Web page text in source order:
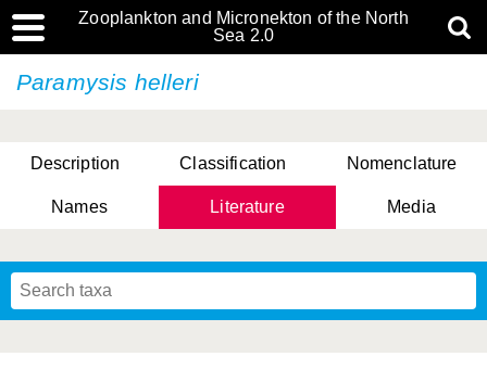
Zooplankton and Micronekton of the North
Sea 2.0
Paramysis helleri
Description Classification Nomenclature
Names Literature Media